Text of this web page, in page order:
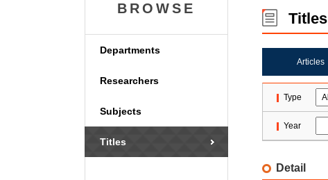
BROWSE
Departments
Researchers
Subjects
Titles
Titles
Articles
Type
Year
Detail